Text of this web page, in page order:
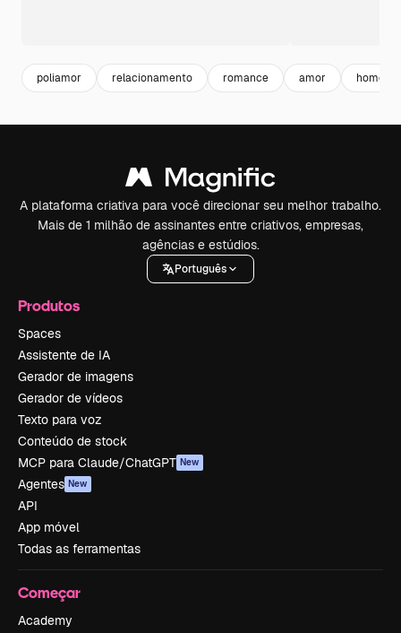
poliamor relacionamento romance amor homem
A plataforma criativa para você direcionar seu melhor trabalho.
Mais de 1 milhão de assinantes entre criativos, empresas,
agências e estúdios.
Português
Produtos
Spaces
Assistente de IA
Gerador de imagens
Gerador de vídeos
Texto para voz
Conteúdo de stock
MCP para Claude/ChatGPT New
Agentes New
API
App móvel
Todas as ferramentas
Começar
Academy